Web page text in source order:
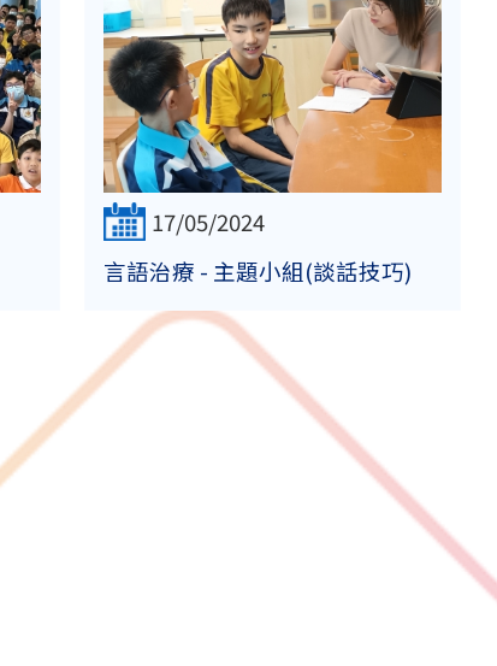
17/05/2024
言語治療 - 主題小組(談話技巧)